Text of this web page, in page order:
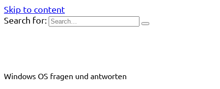
Skip to content
Search for:
Windows OS fragen und antworten